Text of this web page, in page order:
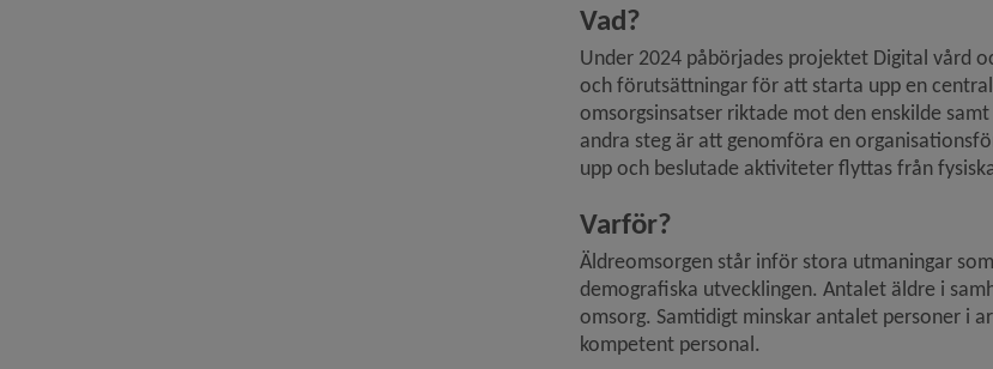
Vad?
Under 2024 påbörjades projektet Digital vård
och förutsättningar för att starta upp en
omsorgsinsatser riktade mot den enskilde
andra steg är att genomföra en
upp och beslutade aktiviteter flyttas från
Varför?
Äldreomsorgen står inför stora utmaningar
demografiska utvecklingen. Antalet äldre i
omsorg. Samtidigt minskar antalet personer i
kompetent personal.